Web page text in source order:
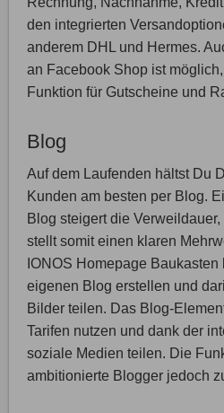
den integrierten
anderem DHL und Hermes.
an Facebook Shop ist
Funktion für Gutscheine und
Blog
Auf dem Laufenden hältst Du
Kunden am besten per Blog.
Blog steigert die
stellt somit einen klaren
IONOS Homepage
eigenen Blog erstellen und
Bilder teilen. Das Blog-
Tarifen nutzen und dank der
soziale Medien teilen. Die
ambitionierte Blogger jedoch